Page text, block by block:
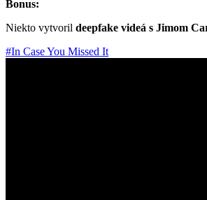
Bonus:
Niekto vytvoril deepfake videá s Jimom
#In Case You Missed It